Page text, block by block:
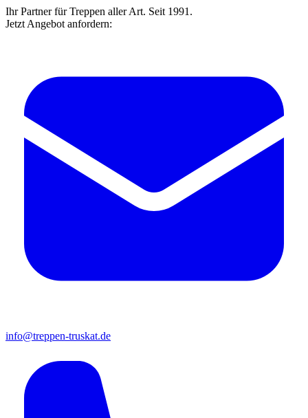
Ihr Partner für Treppen aller Art. Seit 1991.
Jetzt Angebot anfordern:
info@treppen-truskat.de